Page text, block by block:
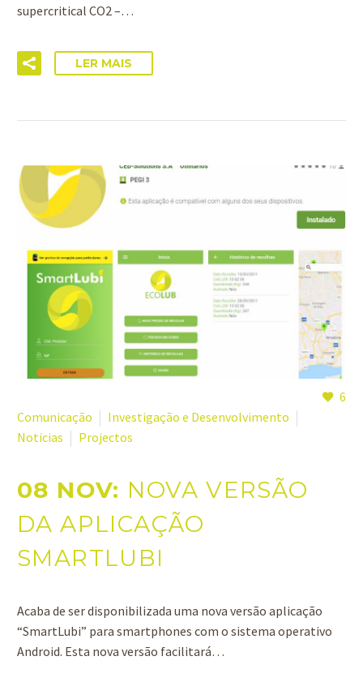
supercritical CO2 –…
LER MAIS
6
Comunicação
Investigação e Desenvolvimento
Noticias
Projectos
08 NOV: NOVA VERSÃO
DA APLICAÇÃO
SMARTLUBI
Acaba de ser disponibilizada uma nova versão aplicação
“SmartLubi” para smartphones com o sistema operativo
Android. Esta nova versão facilitará…